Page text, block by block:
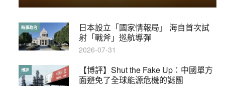
日本設立「國家情報局」 海自首次試
射「戰斧」巡航導彈
時事政治
2026-07-31
【博評】Shut the Fake Up：中國單方
面避免了全球能源危機的謎團
博評
【輕百科】被抽中當陪審員能拒絕嗎？
輕百科
2017-10-17
【輕盤點】集會遊行陸續有來？一文盡
覽8月示威活動
輕盤點